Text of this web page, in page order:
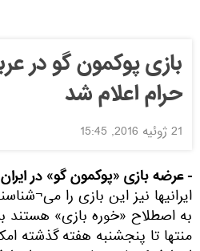
بازی پوکمون گو در
حرام اعلام شد
21 ژوئیه 2016, 15:45
- عرضه بازی «پوکمون گو» در ایران
ایرانیها نیز این بازی را
به اصطلاح «خوره بازی» هستند
منتها تا پنجشنبه هفته گذشته